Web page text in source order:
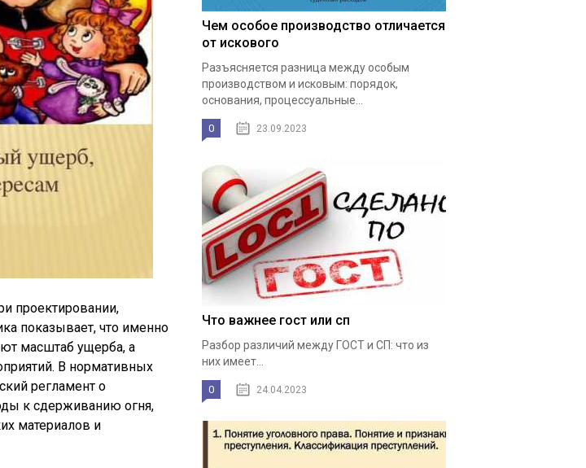
проектировании,
показывает, что именно
масштаб ущерба, а
В нормативных
регламент о
к сдерживанию огня,
материалов и
Чем особое производство отличается
от искового
Разъясняется разница между особым
производством и исковым: порядок,
основания, процессуальные...
0 23.09.2023
Что важнее гост или сп
Разбор различий между ГОСТ и СП: что из
них имеет...
0 24.04.2023